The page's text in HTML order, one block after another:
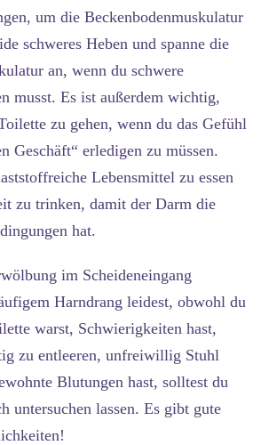
um die Beckenbodenmuskulatur
schweres Heben und spanne die
an, wenn du schwere
musst. Es ist außerdem wichtig,
zu gehen, wenn du das Gefühl
Geschäft“ erledigen zu müssen.
Lebensmittel zu essen
zu trinken, damit der Darm die
hat.
im Scheideneingang
Harndrang leidest, obwohl du
warst, Schwierigkeiten hast,
zu entleeren, unfreiwillig Stuhl
Blutungen hast, solltest du
untersuchen lassen. Es gibt gute